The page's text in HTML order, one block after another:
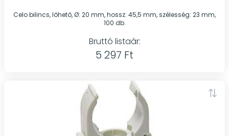
Celo bilincs, lőhető, Ø: 20 mm, hossz: 45,5 mm, szélesség: 23 mm,
100 db.
Bruttó listaár:
5 297 Ft